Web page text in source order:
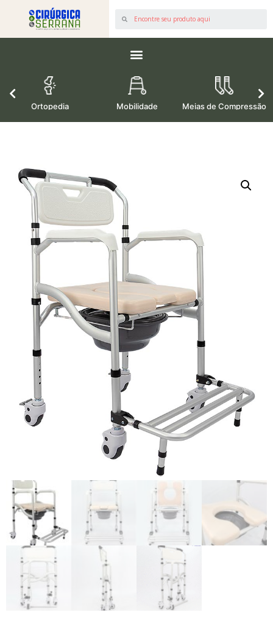
Ortopedia Mobilidade Meias de Compressão